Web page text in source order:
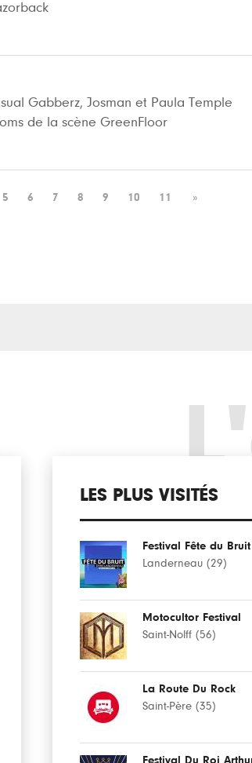
Gabberz, Josman et Paula Temple
de la scène GreenFloor
5 6 7 8 9 10 11 »
LES PLUS VISITÉS
Landerneau (29)
Motocultor Festival
Saint-Nolff (56)
La Route Du Rock
Saint-Père (35)
Festival Du Roi